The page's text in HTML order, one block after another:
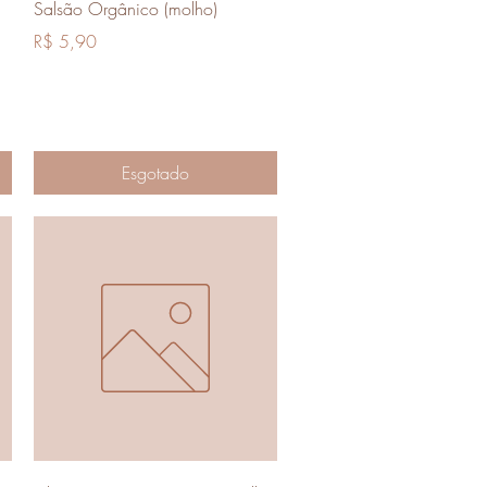
Salsão Orgânico (molho)
Preço
R$ 5,90
Esgotado